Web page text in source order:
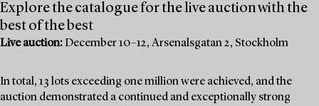
Explore the catalogue for the live auction with the
best of the best
Live auction: December 10–12, Arsenalsgatan 2, Stockholm
In total, 13 lots exceeding one million were achieved, and the
auction demonstrated a continued and exceptionally strong